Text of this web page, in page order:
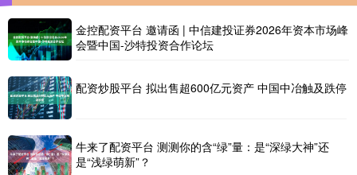
金控配资平台 邀请函 | 中信建投证券2026年资本市场峰
会暨中国-沙特投资合作论坛
配资炒股平台 拟出售超600亿元资产 中国中冶触及跌停
牛来了配资平台 测测你的含“绿”量：是“深绿大神”还
是“浅绿萌新”？